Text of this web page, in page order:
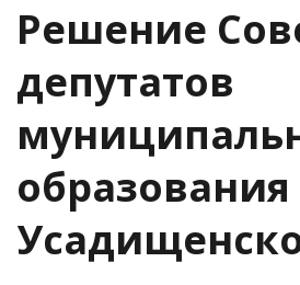
Решение
депутатов
образования